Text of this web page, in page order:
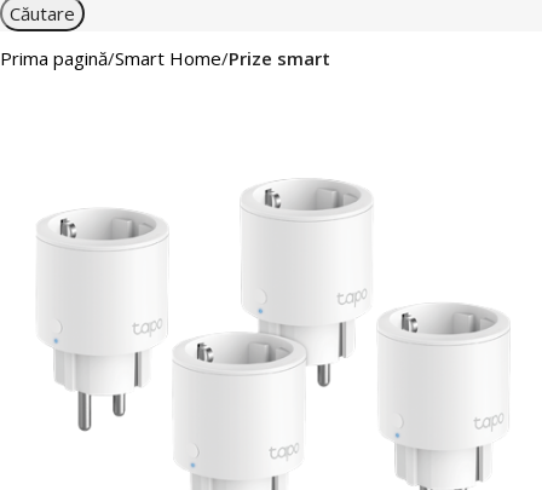
Căutare
Prima pagină Smart Home Prize smart